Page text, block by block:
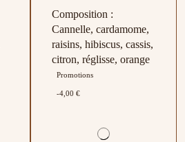
Composition :
Cannelle, cardamome,
raisins, hibiscus, cassis,
citron, réglisse, orange
Promotions
-4,00 €